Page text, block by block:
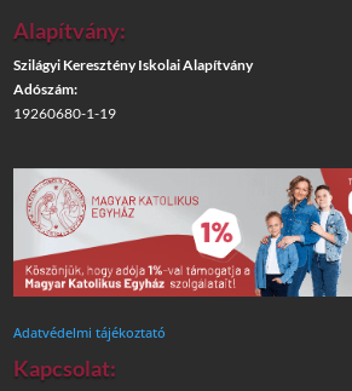
Alapítvány:
Szilágyi Keresztény Iskolai Alapítvány
Adószám:
19260680-1-19
Adatvédelmi tájékoztató
Kapcsolat: